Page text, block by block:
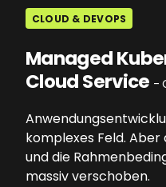
CLOUD & DEVOPS
Managed
Cloud Service -
komplexes Feld.
und die
massiv verschoben.